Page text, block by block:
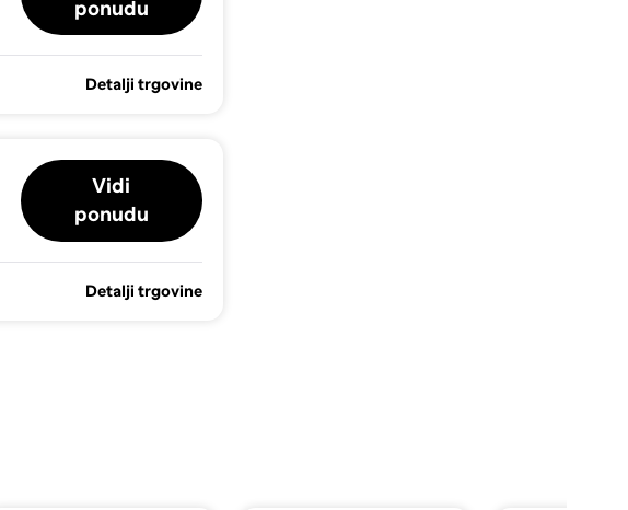
ponudu
Detalji trgovine
Vidi
ponudu
Detalji trgovine